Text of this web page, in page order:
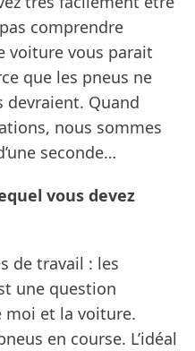
comprendre
voiture vous parait
que les pneus ne
Quand
nous sommes
seconde…
vous devez
de travail : les
une question
moi et la voiture.
en course. L’idéal